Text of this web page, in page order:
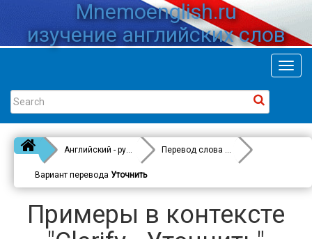
Mnemoenglish.ru
изучение английских слов
Английский - русский Перевод слова
Clarify
Вариант перевода Уточнить
Примеры в контексте